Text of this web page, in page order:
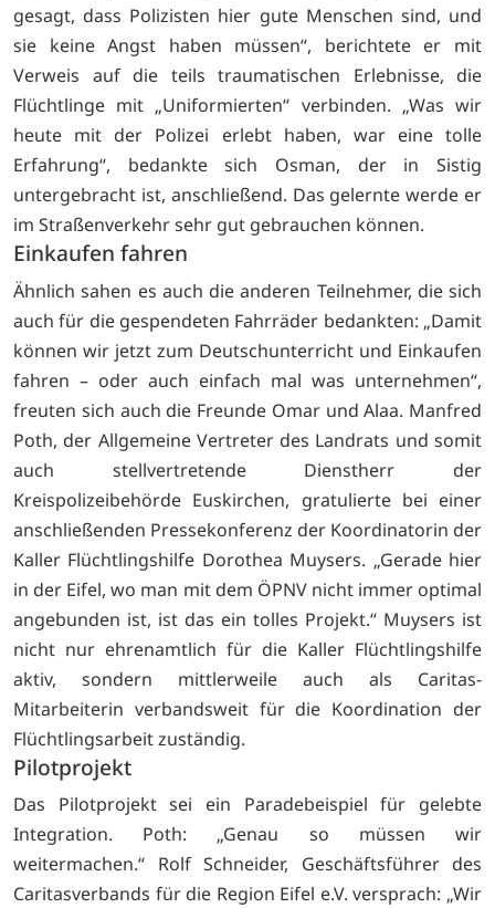
gesagt, dass Polizisten hier gute Menschen sind, und
sie keine Angst haben müssen“, berichtete er mit
Verweis auf die teils traumatischen Erlebnisse, die
Flüchtlinge mit „Uniformierten“ verbinden. „Was wir
heute mit der Polizei erlebt haben, war eine tolle
Erfahrung“, bedankte sich Osman, der in Sistig
untergebracht ist, anschließend. Das gelernte werde er
im Straßenverkehr sehr gut gebrauchen können.
Einkaufen fahren
Ähnlich sahen es auch die anderen Teilnehmer, die sich
auch für die gespendeten Fahrräder bedankten: „Damit
können wir jetzt zum Deutschunterricht und Einkaufen
fahren – oder auch einfach mal was unternehmen“,
freuten sich auch die Freunde Omar und Alaa. Manfred
Poth, der Allgemeine Vertreter des Landrats und somit
auch stellvertretende Dienstherr der
Kreispolizeibehörde Euskirchen, gratulierte bei einer
anschließenden Pressekonferenz der Koordinatorin der
Kaller Flüchtlingshilfe Dorothea Muysers. „Gerade hier
in der Eifel, wo man mit dem ÖPNV nicht immer optimal
angebunden ist, ist das ein tolles Projekt.“ Muysers ist
nicht nur ehrenamtlich für die Kaller Flüchtlingshilfe
aktiv, sondern mittlerweile auch als Caritas-
Mitarbeiterin verbandsweit für die Koordination der
Flüchtlingsarbeit zuständig.
Pilotprojekt
Das Pilotprojekt sei ein Paradebeispiel für gelebte
Integration. Poth: „Genau so müssen wir
weitermachen.“ Rolf Schneider, Geschäftsführer des
Caritasverbands für die Region Eifel e.V. versprach: „Wir